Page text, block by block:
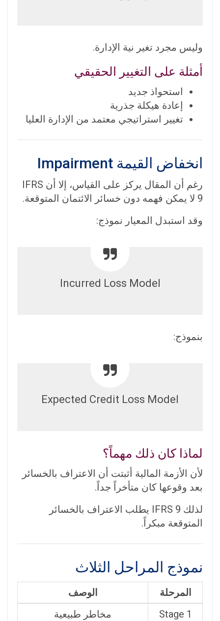
وليس مجرد تغير نية الإدارة.
أمثلة على التغيير الحقيقي
استحواذ جديد
إعادة هيكلة جذرية
تغيير استراتيجي معتمد من الإدارة العليا
انخفاض القيمة Impairment
رغم أن المقال يركز على القياس، إلا أن IFRS
9 لا يمكن فهمه دون خسائر الائتمان المتوقعة.
وقد استبدل المعيار نموذج:
Incurred Loss Model
بنموذج:
Expected Credit Loss Model
لماذا كان ذلك مهماً؟
لأن الأزمة المالية أثبتت أن الاعتراف بالخسائر
بعد وقوعها كان متأخراً جداً.
لذلك IFRS 9 يطلب الاعتراف بالخسائر
المتوقعة مبكراً.
نموذج المراحل الثلاث
المرحلة
الوصف
Stage 1
مخاطر طبيعية